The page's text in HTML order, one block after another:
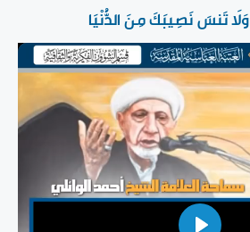
وَلَا تَنسَ نَصِيبَكَ مِنَ الدُّنْيَا